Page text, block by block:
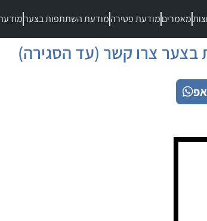
מאמריםמודעת פטירהמודעת השתתפות בצער
צרו קשר (עד הסגירה)